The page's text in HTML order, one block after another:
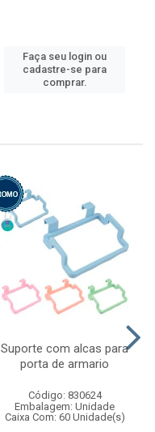
Faça seu login ou
cadastre-se para
comprar.
Suporte com alcas para
porta de armario
Código: 830624
Embalagem: Unidade
Caixa Com: 60 Unidade(s)